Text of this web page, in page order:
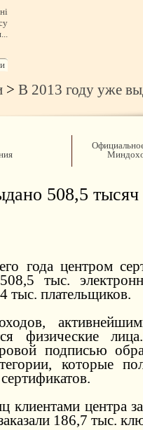
> В 2013 году уже
508,5
года центром
тыс.
тыс. плательщиков.
физические
подписью
которые
центра
186,7 тыс.